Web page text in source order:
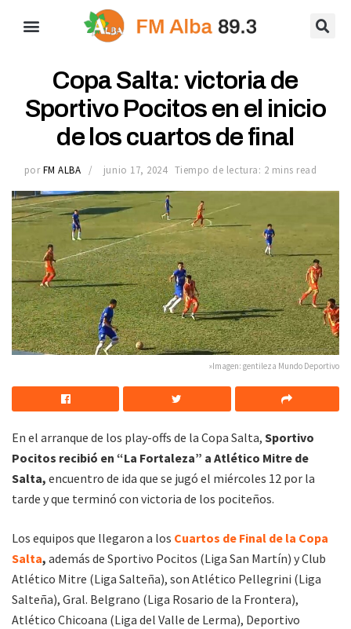
Copa Salta: victoria de
Sportivo Pocitos en el inicio
de los cuartos de final
por FM ALBA junio 17, 2024 Tiempo de lectura: 2 mins read
»Imagen: gentileza Mundo Deportivo
En el arranque de los play-offs de la Copa Salta, Sportivo
Pocitos recibió en “La Fortaleza” a Atlético Mitre de
Salta, encuentro de ida que se jugó el miércoles 12 por la
tarde y que terminó con victoria de los pociteños.
Los equipos que llegaron a los Cuartos de Final de la Copa
Salta, además de Sportivo Pocitos (Liga San Martín) y Club
Atlético Mitre (Liga Salteña), son Atlético Pellegrini (Liga
Salteña), Gral. Belgrano (Liga Rosario de la Frontera),
Atlético Chicoana (Liga del Valle de Lerma), Deportivo